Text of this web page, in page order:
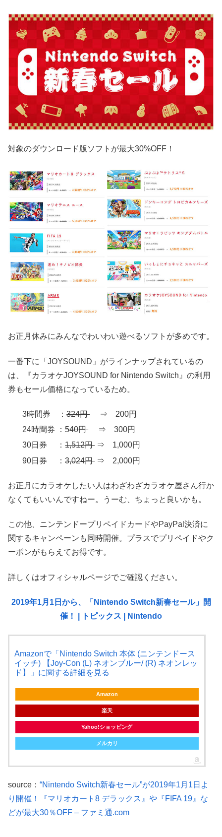
対象のダウンロード版ソフトが最大30%OFF！
お正月休みにみんなでわいわい遊べるソフトが多めです。
一番下に「JOYSOUND」がラインナップされているの
は、『カラオケJOYSOUND for Nintendo Switch』の利用
券もセール価格になっているため。
3時間券 ：324円⇒ 200円
24時間券 ：540円⇒ 300円
30日券 ：1,512円⇒ 1,000円
90日券 ：3,024円⇒ 2,000円
お正月にカラオケしたい人はわざわざカラオケ屋さん行か
なくてもいいんですねー。うーむ、ちょっと良いかも。
この他、ニンテンドープリペイドカードやPayPal決済に
関するキャンペーンも同時開催。プラスでプリペイドやク
ーポンがもらえてお得です。
詳しくはオフィシャルページでご確認ください。
2019年1月1日から、「Nintendo Switch新春セール」開
催！ | トピックス | Nintendo
Amazonで「Nintendo Switch 本体 (ニンテンドース
イッチ) 【Joy-Con (L) ネオンブルー/ (R) ネオンレッ
ド】」に関する詳細を見る
Amazon
楽天
Yahoo!ショッピング
メルカリ
source： “Nintendo Switch新春セール”が2019年1月1日よ
り開催！『マリオカート8 デラックス』や『FIFA 19』な
どが最大30％OFF – ファミ通.com